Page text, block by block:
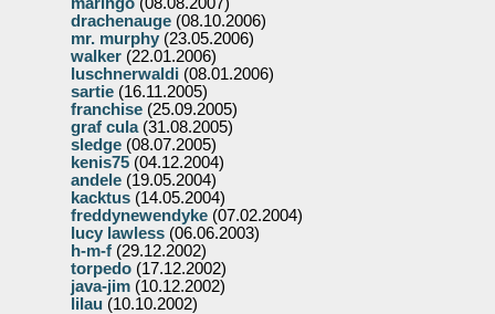
drachenauge (08.10.2006)
mr. murphy (23.05.2006)
walker (22.01.2006)
luschnerwaldi (08.01.2006)
sartie (16.11.2005)
franchise (25.09.2005)
graf cula(31.08.2005)
sledge (08.07.2005)
kenis75 (04.12.2004)
andele (19.05.2004)
kacktus (14.05.2004)
freddynewendyke (07.02.2004)
lucy lawless (06.06.2003)
h-m-f (29.12.2002)
torpedo (17.12.2002)
java-jim (10.12.2002)
lilau (10.10.2002)